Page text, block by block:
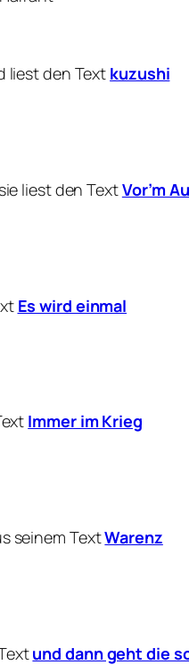
liest den Text kuzushi
liest den TextVor’m
Es wird einmal
Immer im Krieg
seinem TextWarenz
und dann geht die